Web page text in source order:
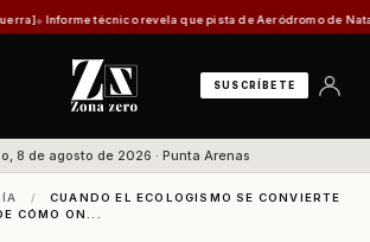
técnico revela que pista de Aeródromo de Natales está
SUSCRÍBETE
8 de agosto de 2026 · Punta Arenas
/
CUANDO EL ECOLOGISMO SE CONVIERTE
CÓMO ON...